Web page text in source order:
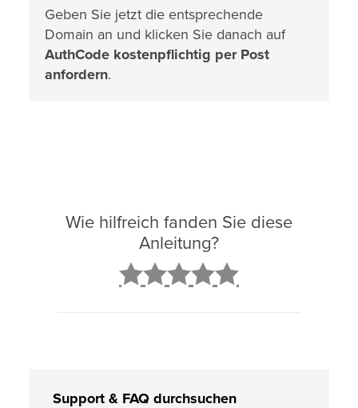
Geben Sie jetzt die entsprechende
Domain an und klicken Sie danach auf
AuthCode kostenpflichtig per Post
anfordern.
Wie hilfreich fanden Sie diese
Anleitung?
Support & FAQ durchsuchen